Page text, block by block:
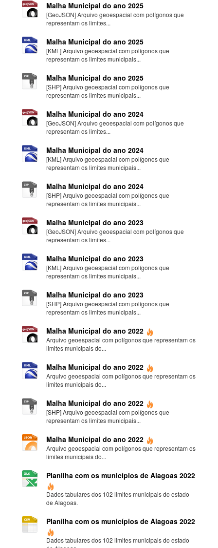
Malha Municipal do ano 2025
[GeoJSON] Arquivo geoespacial com polígonos que
representam os limites...
Malha Municipal do ano 2025
[KML] Arquivo geoespacial com polígonos que
representam os limites municipais...
Malha Municipal do ano 2025
[SHP] Arquivo geoespacial com polígonos que
representam os limites municipais...
Malha Municipal do ano 2024
[GeoJSON] Arquivo geoespacial com polígonos que
representam os limites...
Malha Municipal do ano 2024
[KML] Arquivo geoespacial com polígonos que
representam os limites municipais...
Malha Municipal do ano 2024
[SHP] Arquivo geoespacial com polígonos que
representam os limites municipais...
Malha Municipal do ano 2023
[GeoJSON] Arquivo geoespacial com polígonos que
representam os limites...
Malha Municipal do ano 2023
[KML] Arquivo geoespacial com polígonos que
representam os limites municipais...
Malha Municipal do ano 2023
[SHP] Arquivo geoespacial com polígonos que
representam os limites municipais...
Malha Municipal do ano 2022
Arquivo geoespacial com polígonos que representam os
limites municipais do...
Malha Municipal do ano 2022
Arquivo geoespacial com polígonos que representam os
limites municipais do...
Malha Municipal do ano 2022
[SHP] Arquivo geoespacial com polígonos que
representam os limites municipais...
Malha Municipal do ano 2022
Arquivo geoespacial com polígonos que representam os
limites municipais do...
Planilha com os municípios de Alagoas 2022
Dados tabulares dos 102 limites municipais do estado
de Alagoas.
Planilha com os municípios de Alagoas 2022
Dados tabulares dos 102 limites municipais do estado